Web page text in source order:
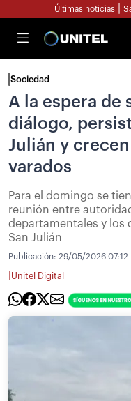
Últimas noticias
Sociedad
A la espera de
diálogo,
Julián y
varados
Para el domingo se
reunión entre
departamentales y los
San Julián
Publicación: 29/05/2026 07:12
Unitel Digital